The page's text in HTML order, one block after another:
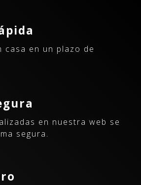
casa en un plazo de
en nuestra web se
segura.